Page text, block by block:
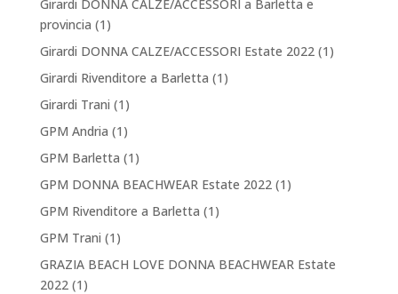
Girardi DONNA CALZE/ACCESSORI a Barletta e
provincia (1)
Girardi DONNA CALZE/ACCESSORI Estate 2022(1)
Girardi Rivenditore a Barletta (1)
Girardi Trani (1)
GPM Andria (1)
GPM Barletta (1)
GPM DONNA BEACHWEAR Estate 2022(1)
GPM Rivenditore a Barletta (1)
GPM Trani (1)
GRAZIA BEACH LOVE DONNA BEACHWEAR Estate
2022(1)